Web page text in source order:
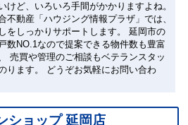
けど、いろいろ手間がかかりますよね。
不動産「ハウジング情報プラザ」では、
をしっかりサポートします。 延岡市の
数NO.1なので提案できる物件数も豊富
売買や管理のご相談もベテランスタッ
ります。 どうぞお気軽にお問い合わ
ショップ 延岡店